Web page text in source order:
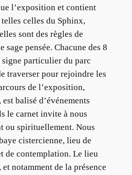
l’exposition et contient
telles celles du Sphinx,
sont des règles de
sage pensée. Chacune des 8
signe particulier du parc
traverser pour rejoindre les
de l’exposition,
balisé d’événements
le carnet invite à nous
ou spirituellement. Nous
cistercienne, lieu de
de contemplation. Le lieu
notamment de la présence